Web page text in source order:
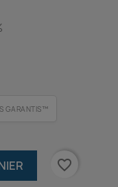
GARANTIS™
favorite_border